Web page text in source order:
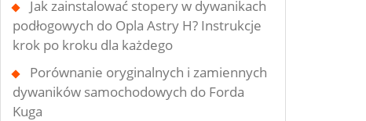
Jak zainstalować stopery w dywanikach
podłogowych do Opla Astry H? Instrukcje
krok po kroku dla każdego
Porównanie oryginalnych i zamiennych
dywaników samochodowych do Forda
Kuga